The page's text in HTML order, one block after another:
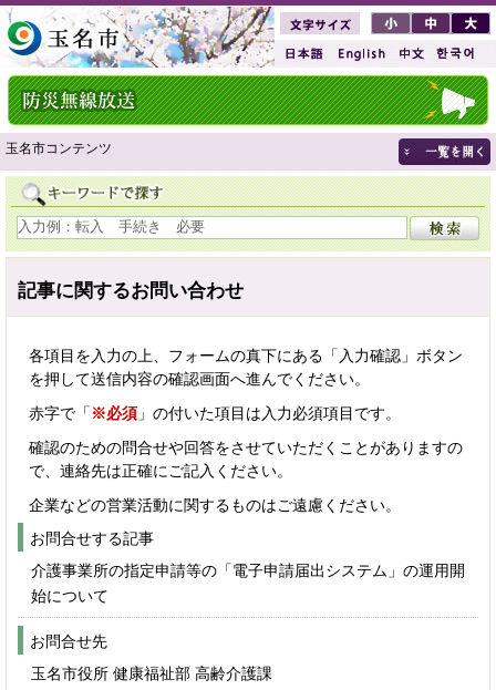
玉名市コンテンツ
記事に関するお問い合わせ
各項目を入力の上、フォームの真下にある「入力確認」ボタン
を押して送信内容の確認画面へ進んでください。
赤字で「 ※必須 」の付いた項目は入力必須項目です。
確認のための問合せや回答をさせていただくことがありますの
で、連絡先は正確にご記入ください。
企業などの営業活動に関するものはご遠慮ください。
お問合せする記事
介護事業所の指定申請等の「電子申請届出システム」の運用開
始について
お問合せ先
玉名市役所 健康福祉部 高齢介護課